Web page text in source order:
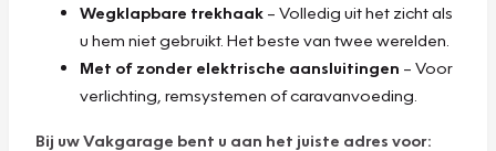
Wegklapbare trekhaak – Volledig uit het zicht als
u hem niet gebruikt. Het beste van twee werelden.
Met of zonder elektrische aansluitingen – Voor
verlichting, remsystemen of caravanvoeding.
Bij uw Vakgarage bent u aan het juiste adres voor: